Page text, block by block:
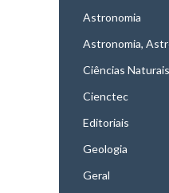
Astronomia
Astronomia,
Ciências Naturais
Cienctec
Editoriais
Geologia
Geral